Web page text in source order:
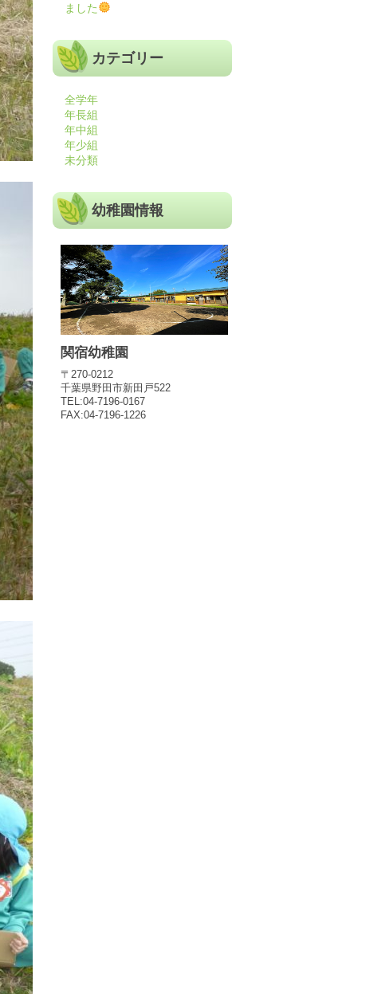
ました
カテゴリー
全学年
年長組
年中組
年少組
未分類
幼稚園情報
関宿幼稚園
〒270-0212
千葉県野田市新田戸522
TEL:04-7196-0167
FAX:04-7196-1226